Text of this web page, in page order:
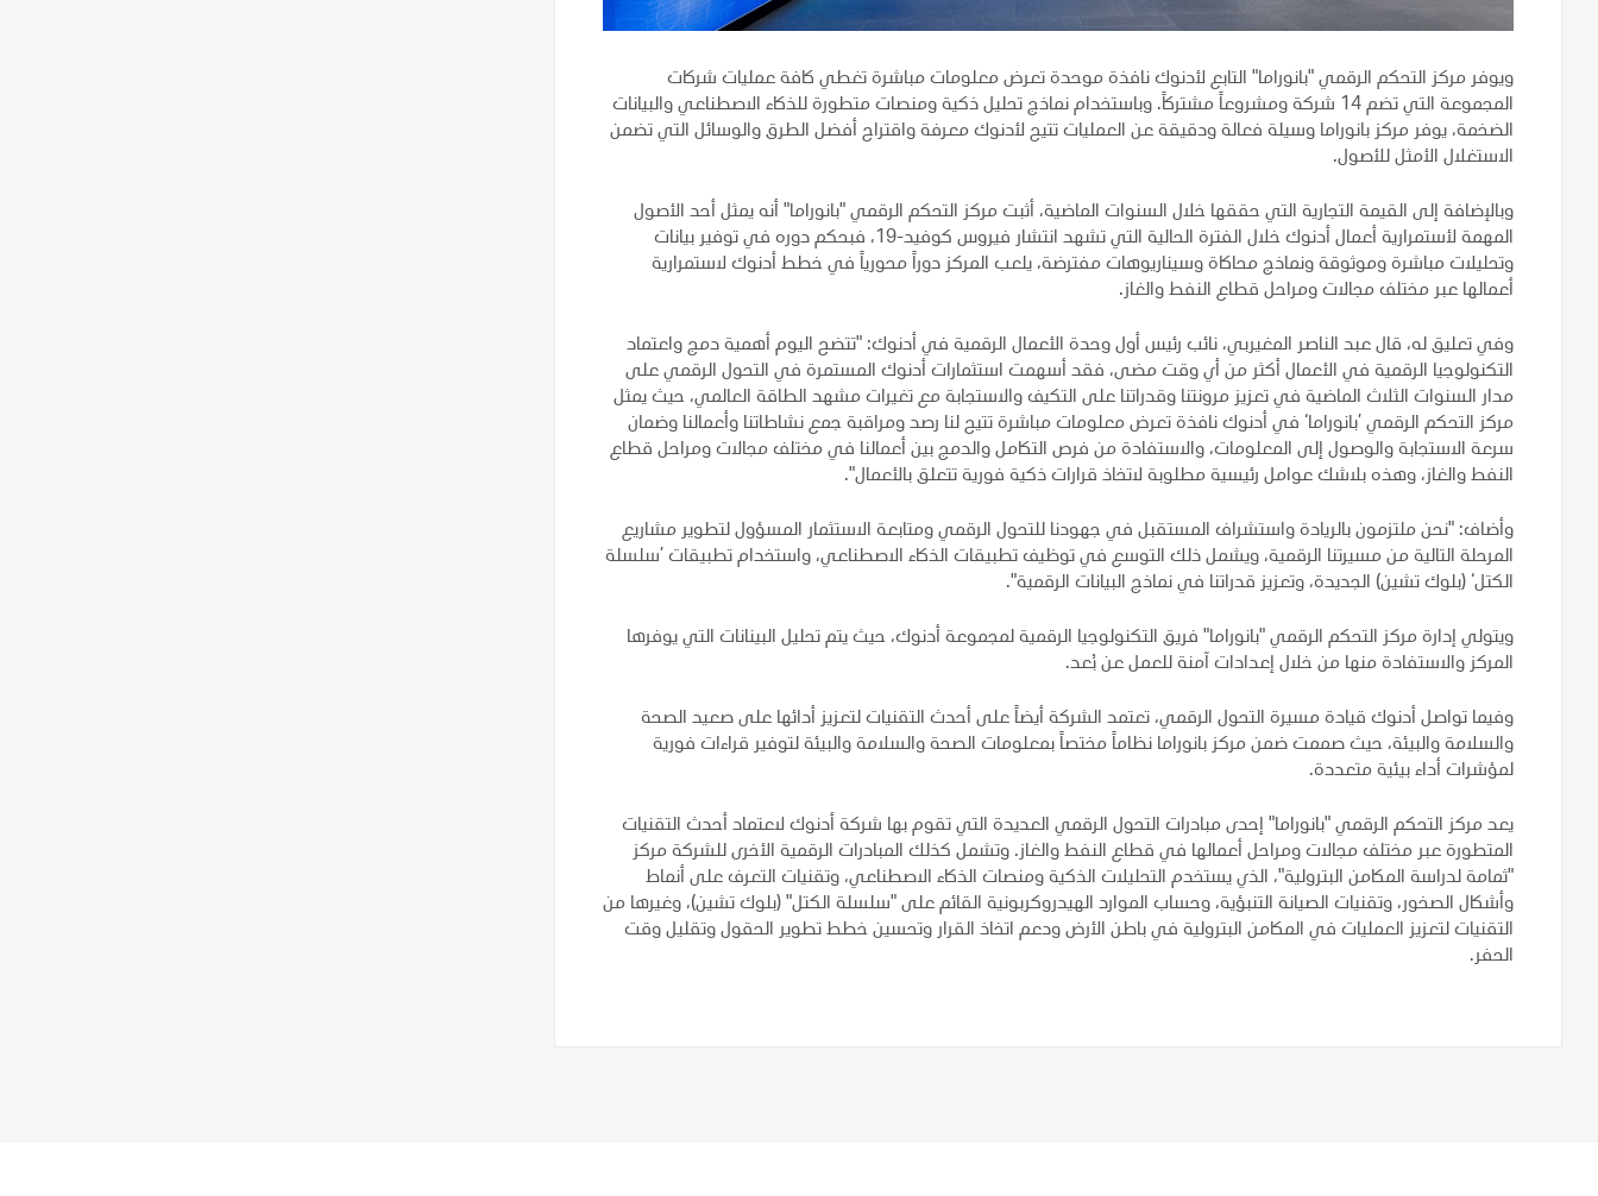
ويوفر مركز التحكم الرقمي "بانوراما" التابع لأدنوك نافذة موحدة تعرض معلومات مباشرة تغطي كافة عمليات شركات
المجموعة التي تضم 14 شركة ومشروعاً مشتركاً. وباستخدام نماذج تحليل ذكية ومنصات متطورة للذكاء الاصطناعي والبيانات
الضخمة، يوفر مركز بانوراما وسيلة فعالة ودقيقة عن العمليات تتيح لأدنوك معرفة واقتراح أفضل الطرق والوسائل التي تضمن
الاستغلال الأمثل للأصول.
وبالإضافة إلى القيمة التجارية التي حققها خلال السنوات الماضية، أثبت مركز التحكم الرقمي "بانوراما" أنه يمثل أحد الأصول
المهمة لأستمرارية أعمال أدنوك خلال الفترة الحالية التي تشهد انتشار فيروس كوفيد-19، فبحكم دوره في توفير بيانات
وتحليلات مباشرة وموثوقة ونماذج محاكاة وسيناريوهات مفترضة، يلعب المركز دوراً محورياً في خطط أدنوك لاستمرارية
أعمالها عبر مختلف مجالات ومراحل قطاع النفط والغاز.
وفي تعليق له، قال عبد الناصر المغيربي، نائب رئيس أول وحدة الأعمال الرقمية في أدنوك: "تتضح اليوم أهمية دمج واعتماد
التكنولوجيا الرقمية في الأعمال أكثر من أي وقت مضى، فقد أسهمت استثمارات أدنوك المستمرة في التحول الرقمي على
مدار السنوات الثلاث الماضية في تعزيز مرونتنا وقدراتنا على التكيف والاستجابة مع تغيرات مشهد الطاقة العالمي، حيث يمثل
مركز التحكم الرقمي ’بانوراما‘ في أدنوك نافذة تعرض معلومات مباشرة تتيح لنا رصد ومراقبة جمع نشاطاتنا وأعمالنا وضمان
سرعة الاستجابة والوصول إلى المعلومات، والاستفادة من فرص التكامل والدمج بين أعمالنا في مختلف مجالات ومراحل قطاع
النفط والغاز، وهذه بلاشك عوامل رئيسية مطلوبة لاتخاذ قرارات ذكية فورية تتعلق بالأعمال".
وأضاف: "نحن ملتزمون بالريادة واستشراف المستقبل في جهودنا للتحول الرقمي ومتابعة الاستثمار المسؤول لتطوير مشاريع
المرحلة التالية من مسيرتنا الرقمية، ويشمل ذلك التوسع في توظيف تطبيقات الذكاء الاصطناعي، واستخدام تطبيقات ’سلسلة
الكتل‘ (بلوك تشين) الجديدة، وتعزيز قدراتنا في نماذج البيانات الرقمية".
ويتولي إدارة مركز التحكم الرقمي "بانوراما" فريق التكنولوجيا الرقمية لمجموعة أدنوك، حيث يتم تحليل البينانات التي يوفرها
المركز والاستفادة منها من خلال إعدادات آمنة للعمل عن بُعد.
وفيما تواصل أدنوك قيادة مسيرة التحول الرقمي، تعتمد الشركة أيضاً على أحدث التقنيات لتعزيز أدائها على صعيد الصحة
والسلامة والبيئة، حيث صممت ضمن مركز بانوراما نظاماً مختصاً بمعلومات الصحة والسلامة والبيئة لتوفير قراءات فورية
لمؤشرات أداء بيئية متعددة.
يعد مركز التحكم الرقمي "بانوراما" إحدى مبادرات التحول الرقمي العديدة التي تقوم بها شركة أدنوك لاعتماد أحدث التقنيات
المتطورة عبر مختلف مجالات ومراحل أعمالها في قطاع النفط والغاز. وتشمل كذلك المبادرات الرقمية الأخرى للشركة مركز
"ثمامة لدراسة المكامن البترولية"، الذي يستخدم التحليلات الذكية ومنصات الذكاء الاصطناعي، وتقنيات التعرف على أنماط
وأشكال الصخور، وتقنيات الصيانة التنبؤية، وحساب الموارد الهيدروكربونية القائم على "سلسلة الكتل" (بلوك تشين)، وغيرها من
التقنيات لتعزيز العمليات في المكامن البترولية في باطن الأرض ودعم اتخاذ القرار وتحسين خطط تطوير الحقول وتقليل وقت
الحفر.